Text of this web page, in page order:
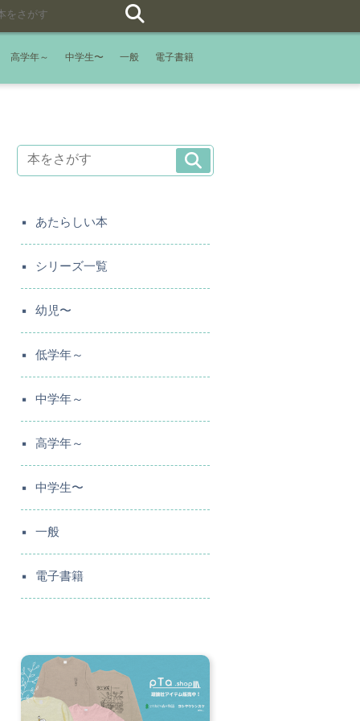
高学年～ 中学生〜 一般 電子書籍
あたらしい本
シリーズ一覧
幼児〜
低学年～
中学年～
高学年～
中学生〜
一般
電子書籍